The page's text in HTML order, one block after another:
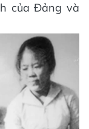
của Đảng và